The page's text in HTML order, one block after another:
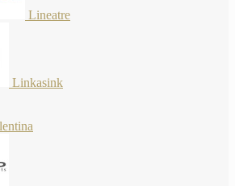
Lineatre
Linkasink